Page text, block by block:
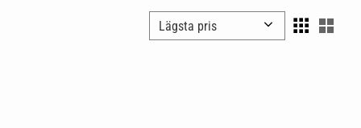
Välj sortering